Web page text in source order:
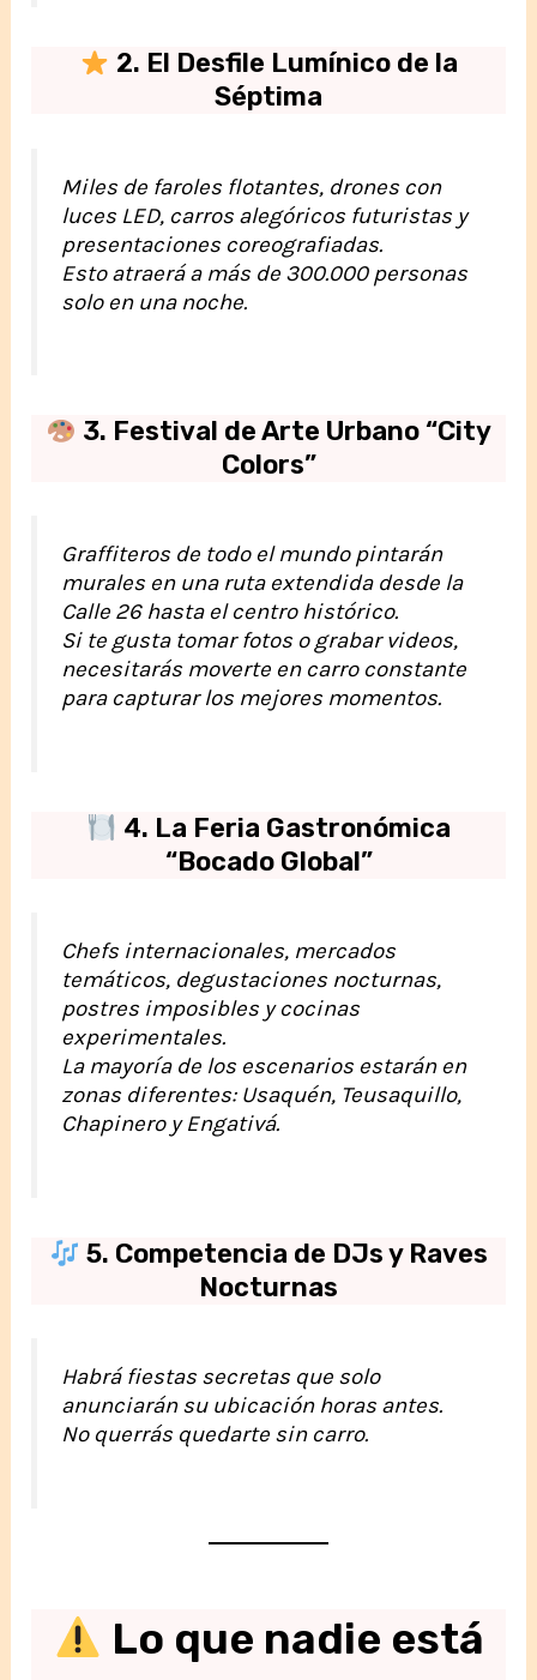
2. El Desfile Lumínico de la
Séptima
Miles de faroles flotantes, drones con
luces LED, carros alegóricos futuristas y
presentaciones coreografiadas.
Esto atraerá a más de 300.000 personas
solo en una noche.
3. Festival de Arte Urbano “City
Colors”
Graffiteros de todo el mundo pintarán
murales en una ruta extendida desde la
Calle 26 hasta el centro histórico.
Si te gusta tomar fotos o grabar videos,
necesitarás moverte en carro constante
para capturar los mejores momentos.
4. La Feria Gastronómica
“Bocado Global”
Chefs internacionales, mercados
temáticos, degustaciones nocturnas,
postres imposibles y cocinas
experimentales.
La mayoría de los escenarios estarán en
zonas diferentes: Usaquén, Teusaquillo,
Chapinero y Engativá.
5. Competencia de DJs y Raves
Nocturnas
Habrá fiestas secretas que solo
anunciarán su ubicación horas antes.
No querrás quedarte sin carro.
Lo que nadie está